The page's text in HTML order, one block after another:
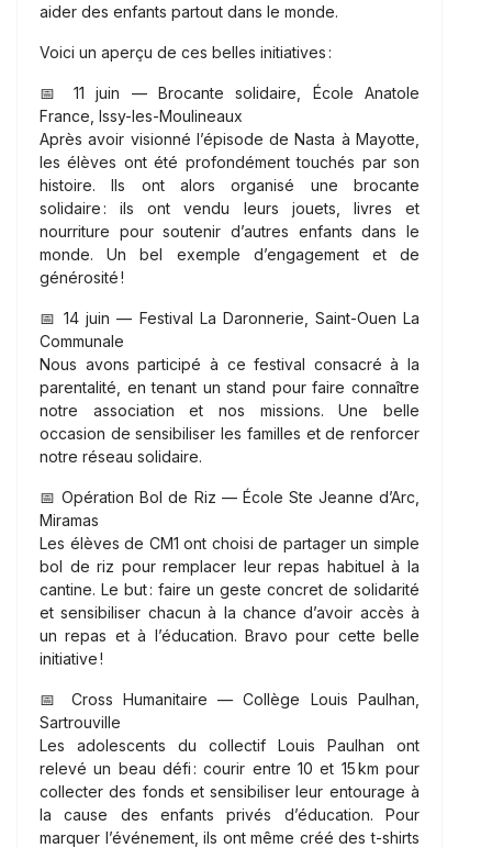
aider des enfants partout dans le monde.
Voici un aperçu de ces belles initiatives :
📅 11 juin — Brocante solidaire, École Anatole
France, Issy-les-Moulineaux
Après avoir visionné l’épisode de Nasta à Mayotte,
les élèves ont été profondément touchés par son
histoire. Ils ont alors organisé une brocante
solidaire : ils ont vendu leurs jouets, livres et
nourriture pour soutenir d’autres enfants dans le
monde. Un bel exemple d’engagement et de
générosité !
📅 14 juin — Festival La Daronnerie, Saint-Ouen La
Communale
Nous avons participé à ce festival consacré à la
parentalité, en tenant un stand pour faire connaître
notre association et nos missions. Une belle
occasion de sensibiliser les familles et de renforcer
notre réseau solidaire.
📅 Opération Bol de Riz — École Ste Jeanne d’Arc,
Miramas
Les élèves de CM1 ont choisi de partager un simple
bol de riz pour remplacer leur repas habituel à la
cantine. Le but : faire un geste concret de solidarité
et sensibiliser chacun à la chance d’avoir accès à
un repas et à l’éducation. Bravo pour cette belle
initiative !
📅 Cross Humanitaire — Collège Louis Paulhan,
Sartrouville
Les adolescents du collectif Louis Paulhan ont
relevé un beau défi : courir entre 10 et 15 km pour
collecter des fonds et sensibiliser leur entourage à
la cause des enfants privés d’éducation. Pour
marquer l’événement, ils ont même créé des t-shirts